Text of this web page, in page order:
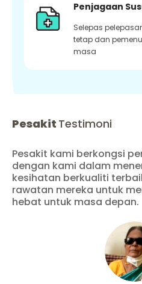
Penjagaan
Selepas
tetap dan
masa
Pesakit Testimoni
Pesakit kami berkongsi
dengan kami dalam
kesihatan berkualiti
rawatan mereka untuk
hebat untuk masa depan.